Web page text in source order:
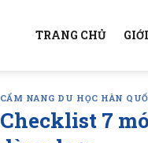
TRANG CHỦ
CẨM NANG DU HỌC HÀN
Checklist 7